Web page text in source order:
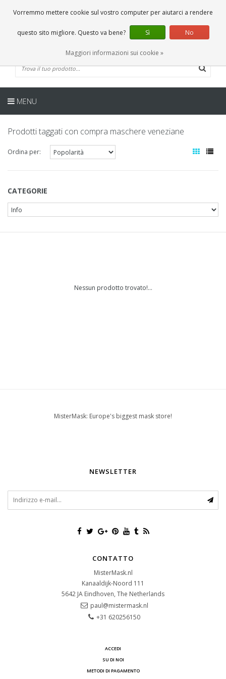
0 Articoli
IT
MENU
Prodotti taggati con compra maschere veneziane
Ordina per:
CATEGORIE
Nessun prodotto trovato!...
MisterMask: Europe's biggest mask store!
NEWSLETTER
CONTATTO
MisterMask.nl
Kanaaldijk-Noord 111
5642 JA Eindhoven, The Netherlands
paul@mistermask.nl
+31 620256150
ACCEDI
SU DI NOI
METODI DI PAGAMENTO
Vorremmo mettere cookie sul vostro computer per aiutarci a rendere
questo sito migliore. Questo va bene? Sì No
Maggiori informazioni sui cookie »